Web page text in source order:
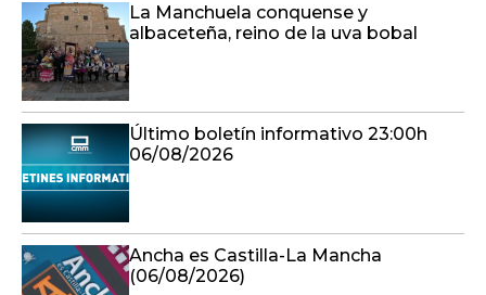
La Manchuela conquense y
albaceteña, reino de la uva bobal
Último boletín informativo 23:00h
06/08/2026
Ancha es Castilla-La Mancha
(06/08/2026)